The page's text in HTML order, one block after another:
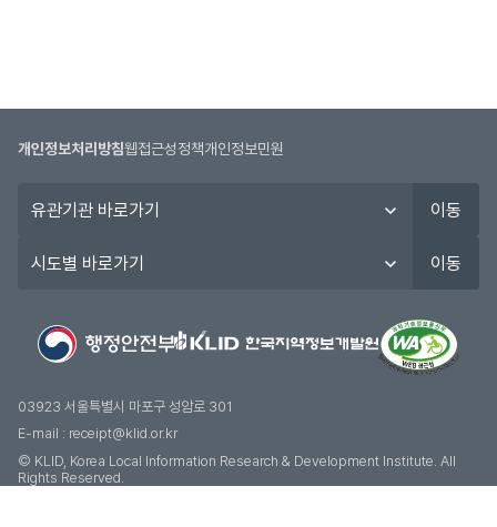
개인정보처리방침웹접근성정책개인정보민원
관
이동
도
기
이동
03923 서울특별시 마포구 성암로 301
E-mail : receipt@klid.or.kr
© KLID, Korea Local Information Research & Development Institute. AII
Rights Reserved.